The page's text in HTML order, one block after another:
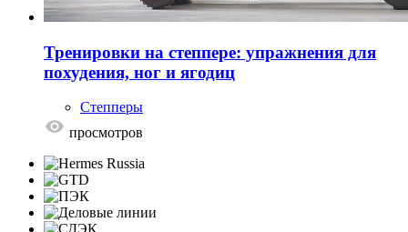
Тренировки на степпере: упражнения для
похудения, ног и ягодиц
Степперы
просмотров